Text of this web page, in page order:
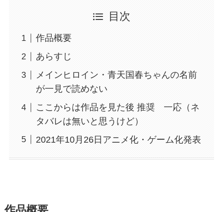
目次
作品概要
あらすじ
メインヒロイン・青天国春ちゃんの名前
が一見で読めない
ここからは作品を見た後 推奨 一応（ネ
タバレは無いと思うけど）
2021年10月26日アニメ化・ゲーム化発表